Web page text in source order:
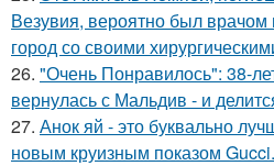
Везувия, вероятно был врачом
город со своими
26. "Очень Понравилось": 38-
вернулась с Мальдив - и
27. Анок яй - это буквально
новым круизным показом Gucci.